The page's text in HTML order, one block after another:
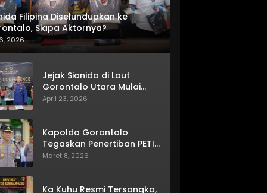
Filipina Diselundupkan ke
Siapa Aktornya?
2026
Jejak Sianida di Laut
Gorontalo Utara Mulai
Terkuak
April 23, 2026
Kapolda Gorontalo
Tegaskan Penertiban PETI
Terus Berjalan
Maret 8, 2026
Ka Kuhu Resmi Tersangka,